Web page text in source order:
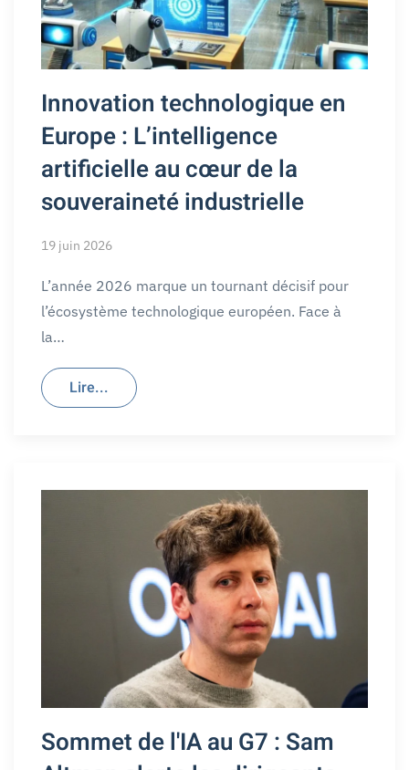
Innovation technologique en
Europe : L’intelligence
artificielle au cœur de la
souveraineté industrielle
19 juin 2026
L’année 2026 marque un tournant décisif pour
l’écosystème technologique européen. Face à
la…
Lire...
Sommet de l'IA au G7 : Sam